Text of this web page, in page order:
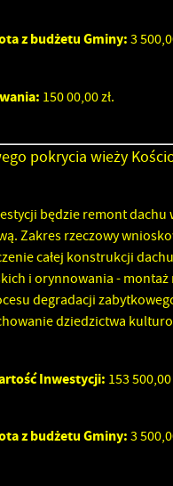
z budżetu Gminy:3
150 00,00 zł.
pokrycia wieży
będzie remont dachu
Zakres rzeczowy
całej konstrukcji
i orynnowania -
degradacji
dziedzictwa
Inwestycji: 153 500,00
z budżetu Gminy:3